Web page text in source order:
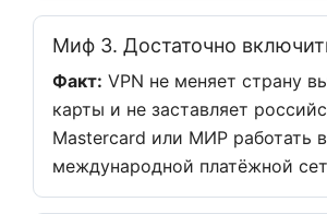
Миф 3. Достаточно
Факт: VPN не меняет страну
карты и не заставляет
Mastercard или МИР работать в
международной платёжной